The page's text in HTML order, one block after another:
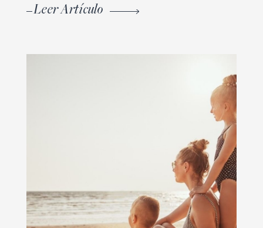
Leer Artículo